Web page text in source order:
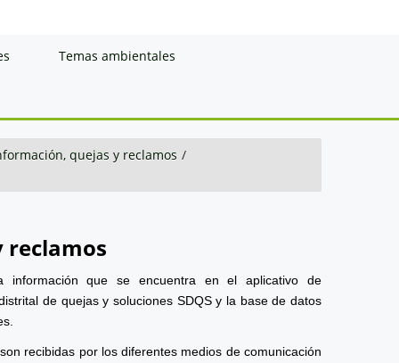
Temas ambientales
quejas y reclamos /
reclamos
información que se encuentra en el aplicativo de
de quejas y soluciones SDQS y la base de datos
recibidas por los diferentes medios de comunicación